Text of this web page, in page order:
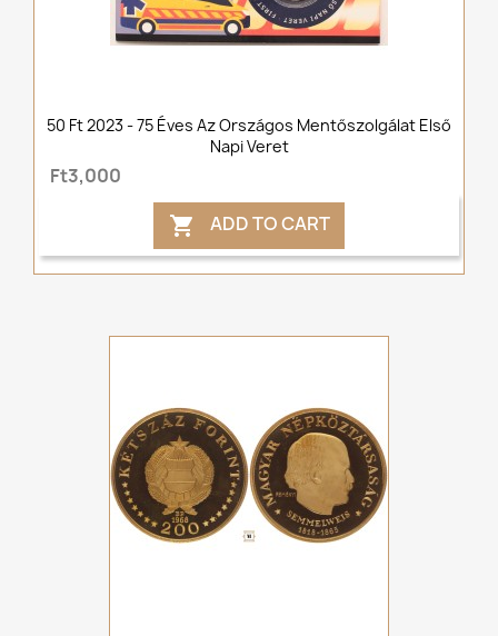
50 Ft 2023 - 75 Éves Az Országos Mentőszolgálat Első
Napi Veret
Ft3,000
 ADD TO CART